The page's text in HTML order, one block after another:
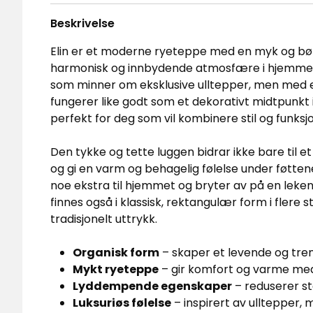
Beskrivelse
Elin er et moderne ryeteppe med en myk og
harmonisk og innbydende atmosfære i
som minner om eksklusive ulltepper, men
fungerer like godt som et dekorativt
perfekt for deg som vil kombinere stil og
Den tykke og tette luggen bidrar ikke bare til
og gi en varm og behagelig følelse under
noe ekstra til hjemmet og bryter av på en
finnes også i klassisk, rektangulær form i flere
tradisjonelt uttrykk.
Organisk form – skaper et levende og
Mykt ryeteppe – gir komfort og varme
Lyddempende egenskaper – reduserer
Luksuriøs følelse – inspirert av ulltepper,